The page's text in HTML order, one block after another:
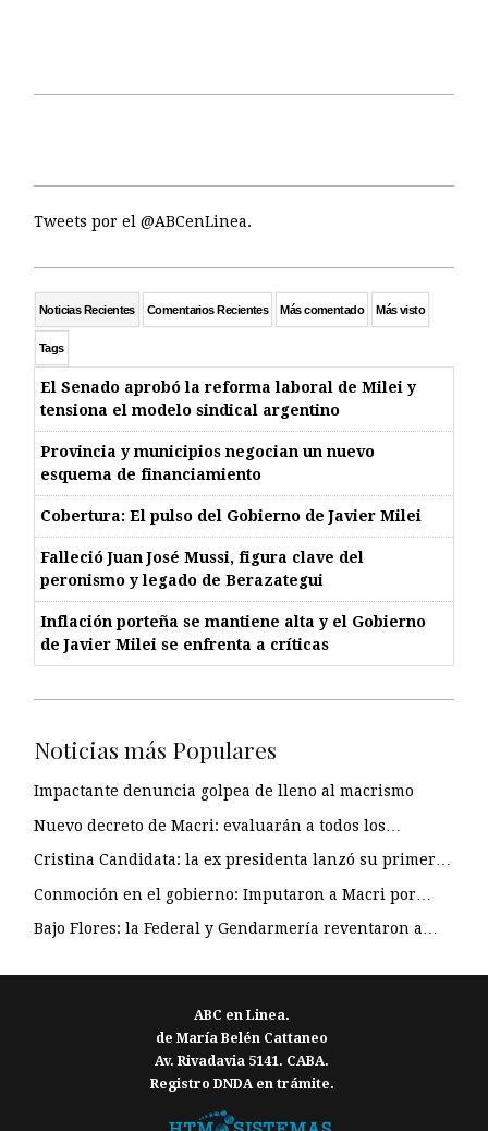
Tweets por el @ABCenLinea.
Noticias Recientes Comentarios Recientes Más comentado Más visto
Tags
El Senado aprobó la reforma laboral de Milei y
tensiona el modelo sindical argentino
Provincia y municipios negocian un nuevo
esquema de financiamiento
Cobertura: El pulso del Gobierno de Javier Milei
Falleció Juan José Mussi, figura clave del
peronismo y legado de Berazategui
Inflación porteña se mantiene alta y el Gobierno
de Javier Milei se enfrenta a críticas
Noticias más Populares
Impactante denuncia golpea de lleno al macrismo
Nuevo decreto de Macri: evaluarán a todos los…
Cristina Candidata: la ex presidenta lanzó su primer…
Conmoción en el gobierno: Imputaron a Macri por…
Bajo Flores: la Federal y Gendarmería reventaron a…
ABC en Linea.
de María Belén Cattaneo
Av. Rivadavia 5141. CABA.
Registro DNDA en trámite.